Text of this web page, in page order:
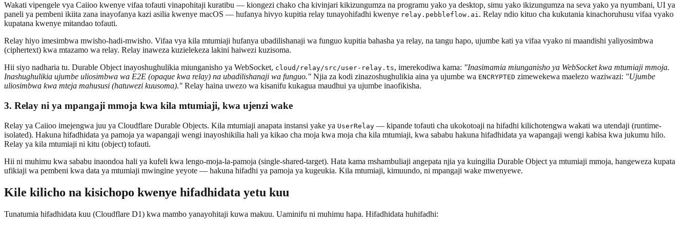
Wakati vipengele vya Caiioo kwenye vifaa tofauti vinapohitaji kuratibu — kiongezi chako cha kivinjari kikizungumza na programu yako ya desktop, simu yako ikizungumza na seva yako ya nyumbani, UI ya
paneli ya pembeni ikiita zana inayofanya kazi asilia kwenye macOS — hufanya hivyo kupitia relay tunayohifadhi kwenye relay.pebbleflow.ai. Relay ndio kituo cha kukutania kinachoruhusu vifaa vyako
kupatana kwenye mitandao tofauti.
Relay hiyo imesimbwa mwisho-hadi-mwisho. Vifaa vya kila mtumiaji hufanya ubadilishanaji wa funguo kupitia bahasha ya relay, na tangu hapo, ujumbe kati ya vifaa vyako ni maandishi yaliyosimbwa
(ciphertext) kwa mtazamo wa relay. Relay inaweza kuzielekeza lakini haiwezi kuzisoma.
Hii siyo nadharia tu. Durable Object inayoshughulikia miunganisho ya WebSocket, cloud/relay/src/user-relay.ts, imerekodiwa kama: "Inasimamia miunganisho ya WebSocket kwa mtumiaji mmoja.
Inashughulikia ujumbe uliosimbwa wa E2E (opaque kwa relay) na ubadilishanaji wa funguo." Njia za kodi zinazoshughulikia aina ya ujumbe wa ENCRYPTED zimewekewa maelezo waziwazi: "Ujumbe
uliosimbwa kwa mteja mahususi (hatuwezi kuusoma)." Relay haina uwezo wa kisanifu kukagua maudhui ya ujumbe inaofikisha.
3. Relay ni ya mpangaji mmoja kwa kila mtumiaji, kwa ujenzi wake
Relay ya Caiioo imejengwa juu ya Cloudflare Durable Objects. Kila mtumiaji anapata instansi yake ya UserRelay — kipande tofauti cha ukokotoaji na hifadhi kilichotengwa wakati wa utendaji (runtime-
isolated). Hakuna hifadhidata ya pamoja ya wapangaji wengi inayoshikilia hali ya kikao cha moja kwa moja cha kila mtumiaji, kwa sababu hakuna hifadhidata ya wapangaji wengi kabisa kwa jukumu hilo.
Relay ya kila mtumiaji ni kitu (object) tofauti.
Hii ni muhimu kwa sababu inaondoa hali ya kufeli kwa lengo-moja-la-pamoja (single-shared-target). Hata kama mshambuliaji angepata njia ya kuingilia Durable Object ya mtumiaji mmoja, hangeweza kupata
ufikiaji wa pembeni kwa data ya mtumiaji mwingine yeyote — hakuna hifadhi ya pamoja ya kugeukia. Kila mtumiaji, kimuundo, ni mpangaji wake mwenyewe.
Kile kilicho na kisichopo kwenye hifadhidata yetu kuu
Tunatumia hifadhidata kuu (Cloudflare D1) kwa mambo yanayohitaji kuwa makuu. Uaminifu ni muhimu hapa. Hifadhidata huhifadhi: